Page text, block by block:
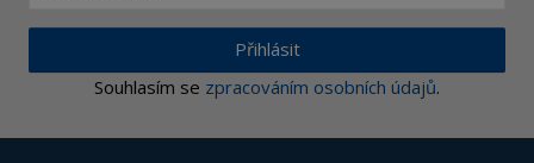
Přihlásit
Souhlasím se zpracováním osobních údajů.